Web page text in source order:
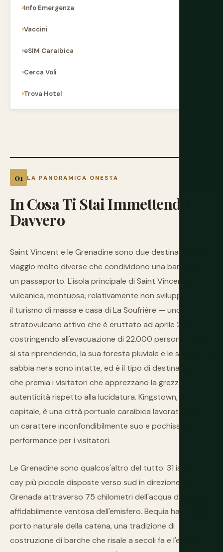
LA PANORAMICA ONESTA
InCosaTi StaiImmettendo
Davvero
Saint Vincent e le Grenadine sono due destinazioni di
viaggio molto diverse che condividono una bandiera e
un passaporto. L'isola principale di Saint Vincent è
vulcanica, montuosa, relativamente non sviluppata per
il turismo di massa e casa di La Soufrière — uno
stratovulcano attivo che è eruttato ad aprile 2021
costringendo all'evacuazione di 22.000 persone. L'isola
si sta riprendendo, la sua foresta pluviale e le spiagge di
sabbia nera sono intatte, ed è il tipo di destinazione
che premia i visitatori che apprezzano la grezza
autenticità rispetto alla lucidatura. Kingstown, la
capitale, è una città portuale caraibica lavorativa con
un carattere inconfondibilmente suo e pochissime
performance per i visitatori.
Le Grenadine sono qualcos'altro del tutto: 31 isole e
cay più piccole disposte verso sud in direzione di
Grenada attraverso 75 chilometri dell'acqua da vela più
affidabilmente ventosa dell'emisfero. Bequia ha il miglior
porto naturale della catena, una tradizione di
costruzione di barche che risale a secoli fa e l'energia
Info Emergenza
Vaccini
eSIM Caraibica
Cerca Voli
Trova Hotel